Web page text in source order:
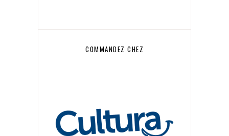
COMMANDEZ CHEZ